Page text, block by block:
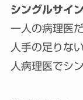
シングルサイ
一人の病理医
人手の足りな
人病理医でシ